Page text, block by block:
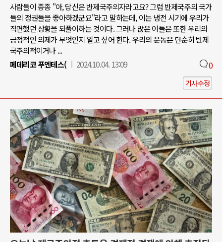
사람들이 종종 "아, 당신은 반제국주의자라고요? 그럼 반제국주의 국가
들의 정권들을 좋아하겠군요"라고 말하는데, 이는 냉전 시기에 우리가
직면했던 상황을 되풀이하는 것이다. 그러나 많은 이들은 또한 우리의
긍정적인 의제가 무엇인지 알고 싶어 한다. 우리의 운동은 단순히 반제
국주의적이거나 ...
페데리코 푸엔테스(
2024.10.04. 13:09 0
기사수정